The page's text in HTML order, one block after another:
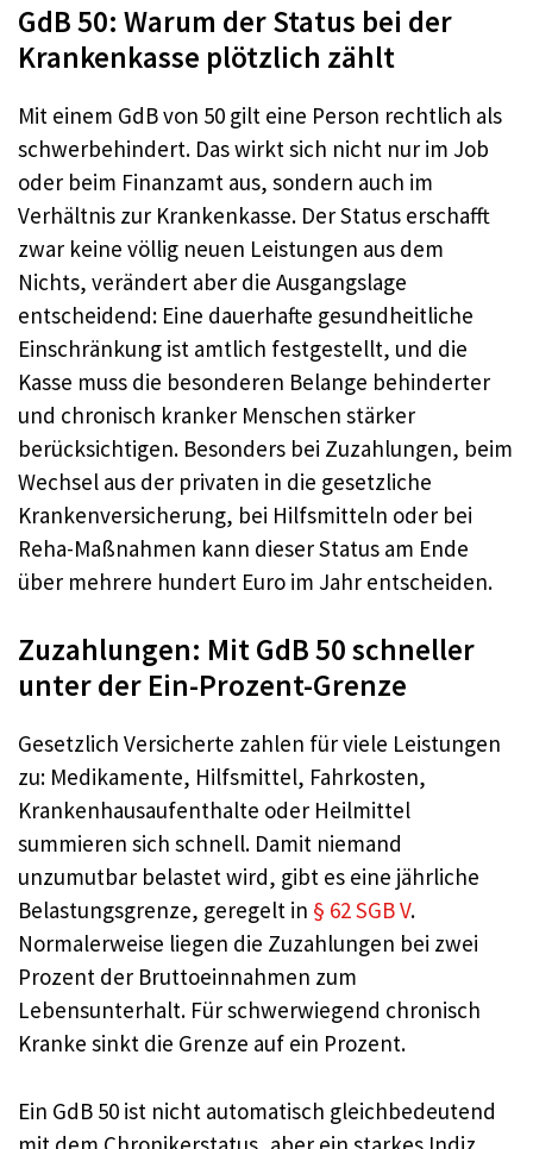
GdB 50: Warum der Status bei der
Krankenkasse plötzlich zählt
Mit einem GdB von 50 gilt eine Person rechtlich als
schwerbehindert. Das wirkt sich nicht nur im Job
oder beim Finanzamt aus, sondern auch im
Verhältnis zur Krankenkasse. Der Status erschafft
zwar keine völlig neuen Leistungen aus dem
Nichts, verändert aber die Ausgangslage
entscheidend: Eine dauerhafte gesundheitliche
Einschränkung ist amtlich festgestellt, und die
Kasse muss die besonderen Belange behinderter
und chronisch kranker Menschen stärker
berücksichtigen. Besonders bei Zuzahlungen, beim
Wechsel aus der privaten in die gesetzliche
Krankenversicherung, bei Hilfsmitteln oder bei
Reha-Maßnahmen kann dieser Status am Ende
über mehrere hundert Euro im Jahr entscheiden.
Zuzahlungen: Mit GdB 50 schneller
unter der Ein-Prozent-Grenze
Gesetzlich Versicherte zahlen für viele Leistungen
zu: Medikamente, Hilfsmittel, Fahrkosten,
Krankenhausaufenthalte oder Heilmittel
summieren sich schnell. Damit niemand
unzumutbar belastet wird, gibt es eine jährliche
Belastungsgrenze, geregelt in § 62 SGB V.
Normalerweise liegen die Zuzahlungen bei zwei
Prozent der Bruttoeinnahmen zum
Lebensunterhalt. Für schwerwiegend chronisch
Kranke sinkt die Grenze auf ein Prozent.
Ein GdB 50 ist nicht automatisch gleichbedeutend